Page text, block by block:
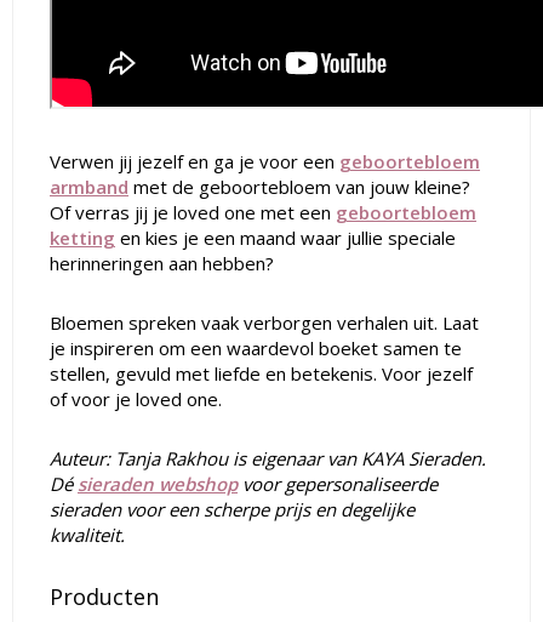
Verwen jij jezelf en ga je voor een geboortebloem
armband met de geboortebloem van jouw kleine?
Of verras jij je loved one met een geboortebloem
ketting en kies je een maand waar jullie speciale
herinneringen aan hebben?
Bloemen spreken vaak verborgen verhalen uit. Laat
je inspireren om een waardevol boeket samen te
stellen, gevuld met liefde en betekenis. Voor jezelf
of voor je loved one.
Auteur: Tanja Rakhou is eigenaar van KAYA Sieraden.
Dé sieraden webshopvoorgepersonaliseerde
sieradenvoor een scherpe prijs en degelijke
kwaliteit.
Producten